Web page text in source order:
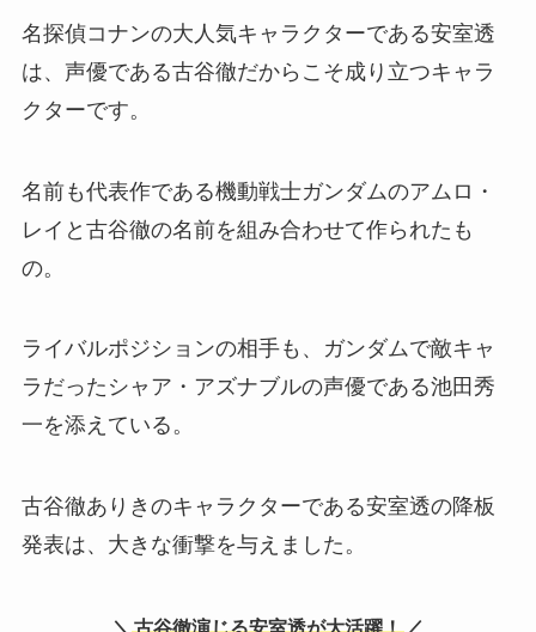
名探偵コナンの大人気キャラクターである安室透
は、声優である古谷徹だからこそ成り立つキャラ
クターです。
名前も代表作である機動戦士ガンダムのアムロ・
レイと古谷徹の名前を組み合わせて作られたも
の。
ライバルポジションの相手も、ガンダムで敵キャ
ラだったシャア・アズナブルの声優である池田秀
一を添えている。
古谷徹ありきのキャラクターである安室透の降板
発表は、大きな衝撃を与えました。
＼ 古谷徹演じる安室透が大活躍！ ／